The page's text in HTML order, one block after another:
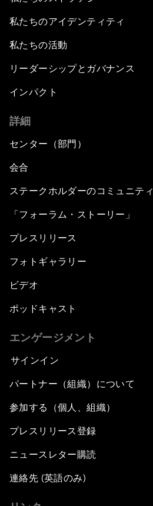
私たちのアイデンティティ
私たちの活動
リーダーシップとガバナンス
インパクト
詳細
センター（部門）
会合
ステークホルダーのコミュニティ
「フォーラム・ストーリー」
プレスリリース
フォトギャラリー
ビデオ
ポッドキャスト
エンゲージメント
サインイン
パートナー（組織）について
参加する（個人、組織）
プレスリリース登録
ニュースレター購読
連絡先 (英語のみ)